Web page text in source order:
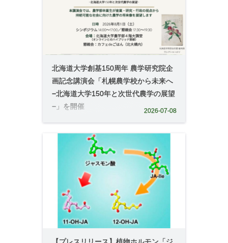
北海道⼤学創基150周年 農学研究院企
画記念講演会「札幌農学校から未来へ
−北海道⼤学150年と次世代農学の展望
−」を開催
2026-07-08
【プレスリリース】植物ホルモン「ジ